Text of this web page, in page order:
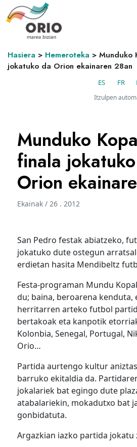
Hasiera > Hemeroteka > Munduko
jokatuko da Orion ekainaren 28an
ES FR
Itzulpen
Munduko
finala
Orion
Ekainak / 26 . 2012
San Pedro festak abiatzeko,
jokatuko dute ostegun
erdietan hasita Mendibeltz
Festa-programan Mundu
du; baina, beroarena kenduta,
herritarren arteko futbol
bertakoak eta kanpotik
Kolonbia, Senegal, Portugal,
Orio…
Partida aurtengo kultur
barruko ekitaldia da.
jokalariek bat egingo dute
atabalariekin, mokadutxo bat
gonbidatuta.
Argazkian iazko partida jokatu